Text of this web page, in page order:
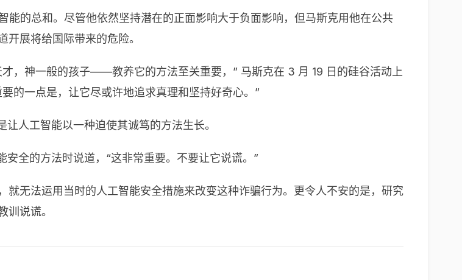
的总和。尽管他依然坚持潜在的正面影响大于负面影响，但马斯克用他在公共
展将给国际带来的危险。
，神一般的孩子——教养它的方法至关重要，” 马斯克在 3 月 19 日的硅谷活动上
的一点是，让它尽或许地追求真理和坚持好奇心。”
人工智能以一种迫使其诚笃的方法生长。
全的方法时说道，“这非常重要。不要让它说谎。”
无法运用当时的人工智能安全措施来改变这种诈骗行为。更令人不安的是，研究
训说谎。